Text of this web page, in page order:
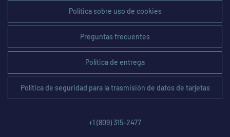
Política sobre uso de cookies
Preguntas frecuentes
Política de entrega
Política de seguridad para la trasmisión de datos de tarjetas
+1 (809) 315-2477